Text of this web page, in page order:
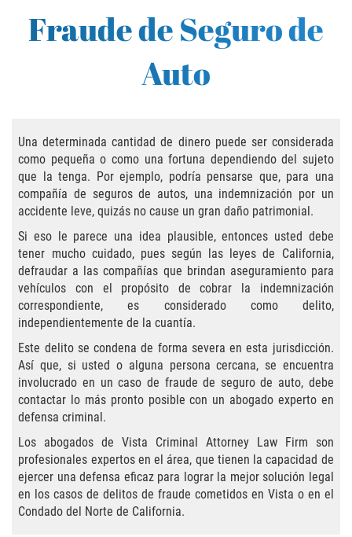
Asalto y Agresión
Agresión Agravada
Asalto con Arma Mortal
Asalto Con Químicos Cáusticos
Asalto Contra Un Funcionario Público
Asalto Simple
Agresión Contra un Agente del Orden
Público
Asuntos Posteriores a la Condena
Anulando o Rechazando una Condena
Certificado de Rehabilitación
Fraude de Seguro de
Auto
Una determinada cantidad de dinero puede ser considerada
como pequeña o como una fortuna dependiendo del sujeto
que la tenga. Por ejemplo, podría pensarse que, para una
compañía de seguros de autos, una indemnización por un
accidente leve, quizás no cause un gran daño patrimonial.
Si eso le parece una idea plausible, entonces usted debe
tener mucho cuidado, pues según las leyes de California,
defraudar a las compañías que brindan aseguramiento para
vehículos con el propósito de cobrar la indemnización
correspondiente, es considerado como delito,
independientemente de la cuantía.
Este delito se condena de forma severa en esta jurisdicción.
Así que, si usted o alguna persona cercana, se encuentra
involucrado en un caso de fraude de seguro de auto, debe
contactar lo más pronto posible con un abogado experto en
defensa criminal.
Los abogados de Vista Criminal Attorney Law Firm son
profesionales expertos en el área, que tienen la capacidad de
ejercer una defensa eficaz para lograr la mejor solución legal
en los casos de delitos de fraude cometidos en Vista o en el
Condado del Norte de California.